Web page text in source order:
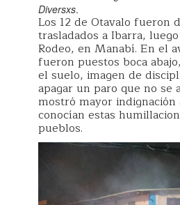
Diversxs.
Los 12 de Otavalo fueron
trasladados a Ibarra,
Rodeo, en Manabí. En el
fueron puestos boca
el suelo, imagen de
apagar un paro que no se
mostró mayor indignación
conocían estas
pueblos.